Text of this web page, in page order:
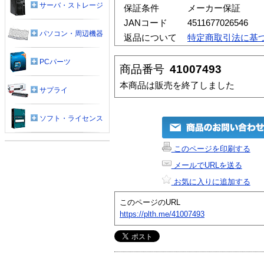
保証条件
メーカー保証
JANコード
4511677026546
返品について
特定商取引法に基
商品番号 41007493
本商品は販売を終了しました
このページを印刷する
メールでURLを送る
お気に入りに追加する
このページのURL
https://plth.me/41007493
サーバ・ストレージ
パソコン・周辺機器
PCパーツ
サプライ
ソフト・ライセンス